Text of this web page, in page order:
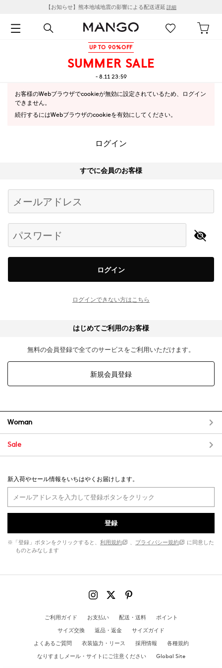
【お知らせ】熊本地域地震の影響による配送遅延 詳細
UP TO 90%OFF
SUMMER SALE
- 8.11 23:59
お客様のWebブラウザでcookieが無効に設定されているため、ログイン
できません。
続行するにはWebブラウザのcookieを有効にしてください。
ログイン
すでに会員のお客様
Begin typing for results.
メールアドレス
パスワード
ログイン
ログインできない方はこちら
はじめてご利用のお客様
無料の会員登録で全てのサービスをご利用いただけます。
新規会員登録
Woman
Sale
新入荷やセール情報をいちはやくお届けします。
登録
※「登録」ボタンをクリックすると、 利用規約 、 プライバシー規約
に同意した
ものとみなします
ご利用ガイド お支払い 配送・送料
ポイント
サイズ交換
返品・返金
サイズガイド
よくあるご質問
衣装協力・リース 採用情報
各種規約
なりすましメール・サイトにご注意ください
Global Site